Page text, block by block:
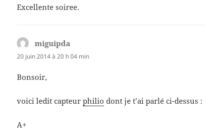
Excellente soiree.
miguipda
20 juin 2014 à 20 h 04 min
Bonsoir,
voici ledit capteurphilio dont je t’ai parlé ci-dessus :
A+